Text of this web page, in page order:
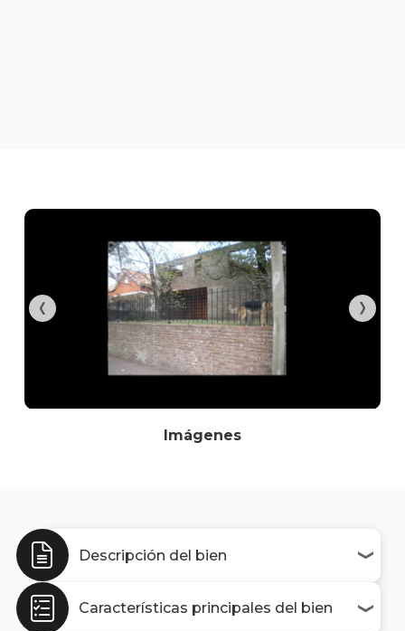
Imágenes
Descripción del bien
Características principales del bien